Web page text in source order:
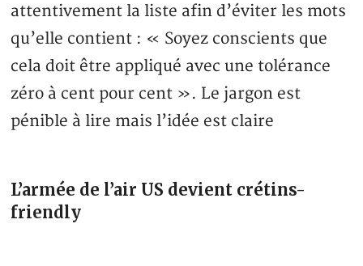
attentivement la liste afin d’éviter les mots
qu’elle contient : « Soyez conscients que
cela doit être appliqué avec une tolérance
zéro à cent pour cent ». Le jargon est
pénible à lire mais l’idée est claire
L’armée de l’air US devient crétins-
friendly